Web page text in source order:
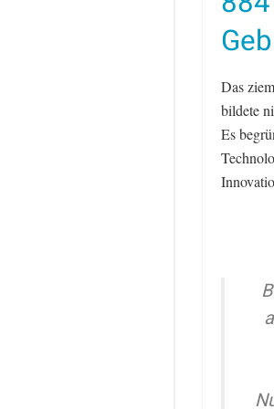
Das
bildete
Es